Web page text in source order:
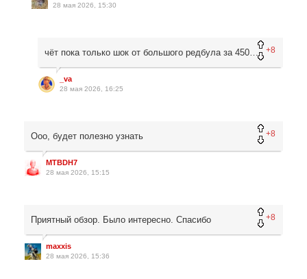
28 мая 2026, 15:30
+8
чёт пока только шок от большого редбула за 450…
_va
28 мая 2026, 16:25
+8
Ооо, будет полезно узнать
MTBDH7
28 мая 2026, 15:15
+8
Приятный обзор. Было интересно. Спасибо
maxxis
28 мая 2026, 15:36